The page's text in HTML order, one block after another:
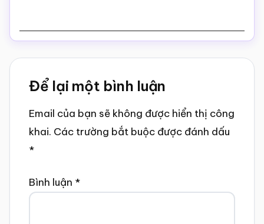
Reader
Interactions
Để lại một bình luận
Email của bạn sẽ không được hiển thị công
khai. Các trường bắt buộc được đánh dấu
*
Bình luận *